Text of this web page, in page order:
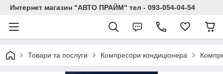
Интернет магазин "АВТО ПРАЙМ" тел - 093-054-04-54
Товари та послуги Компресори кондиціонера